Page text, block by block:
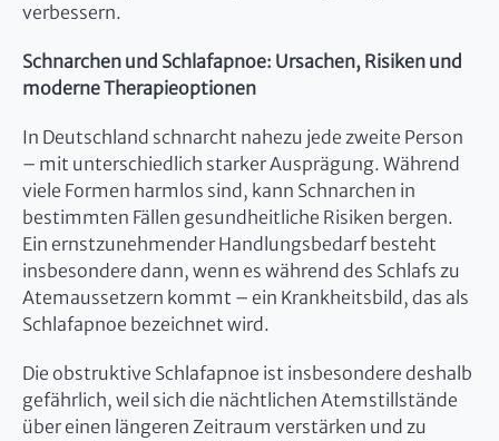
verbessern.
Schnarchen und Schlafapnoe: Ursachen, Risiken und
moderne Therapieoptionen
In Deutschland schnarcht nahezu jede zweite Person
– mit unterschiedlich starker Ausprägung. Während
viele Formen harmlos sind, kann Schnarchen in
bestimmten Fällen gesundheitliche Risiken bergen.
Ein ernstzunehmender Handlungsbedarf besteht
insbesondere dann, wenn es während des Schlafs zu
Atemaussetzern kommt – ein Krankheitsbild, das als
Schlafapnoe bezeichnet wird.
Die obstruktive Schlafapnoe ist insbesondere deshalb
gefährlich, weil sich die nächtlichen Atemstillstände
über einen längeren Zeitraum verstärken und zu